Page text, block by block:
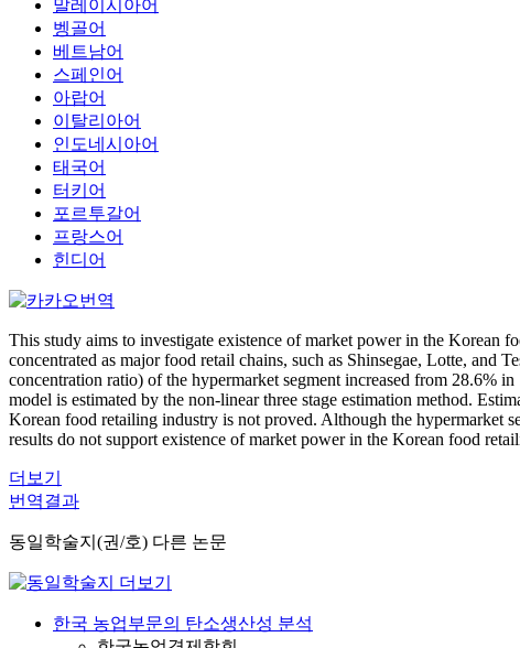
말레이시아어
벵골어
베트남어
스페인어
아랍어
이탈리아어
인도네시아어
태국어
터키어
포르투갈어
프랑스어
힌디어
This study aims to investigate existence of market power in the
concentrated as major food retail chains, such as Shinsegae, Lotte, and
concentration ratio) of the hypermarket segment increased from 28.6%
model is estimated by the non-linear three stage estimation method.
Korean food retailing industry is not proved. Although the hypermarket
results do not support existence of market power in the Korean food
더보기
번역결과
동일학술지(권/호) 다른 논문
한국 농업부문의 탄소생산성 분석